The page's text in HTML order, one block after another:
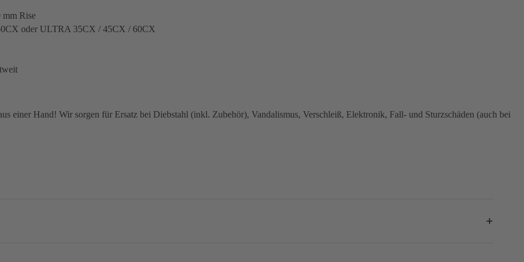
Rise
oder ULTRA 35CX / 45CX / 60CX
einer Hand! Wir sorgen für Ersatz bei Diebstahl (inkl. Zubehör), Vandalismus, Verschleiß, Elektronik, Fall- und Sturzschäden (auch bei